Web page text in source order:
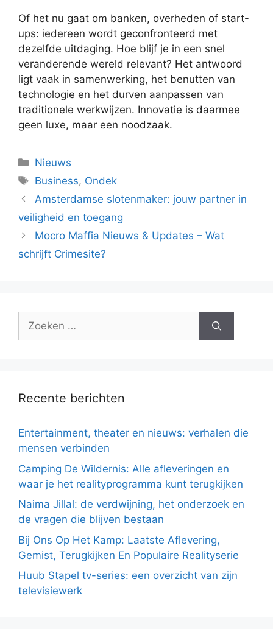
Of het nu gaat om banken, overheden of start-
ups: iedereen wordt geconfronteerd met
dezelfde uitdaging. Hoe blijf je in een snel
veranderende wereld relevant? Het antwoord
ligt vaak in samenwerking, het benutten van
technologie en het durven aanpassen van
traditionele werkwijzen. Innovatie is daarmee
geen luxe, maar een noodzaak.
Categorieën
Nieuws
Tags
Business, Ondek
Amsterdamse slotenmaker: jouw partner in
veiligheid en toegang
Mocro Maffia Nieuws & Updates – Wat
schrijft Crimesite?
Zoek
Recente berichten
Entertainment, theater en nieuws: verhalen die
mensen verbinden
Camping De Wildernis: Alle afleveringen en
waar je het realityprogramma kunt terugkijken
Naima Jillal: de verdwijning, het onderzoek en
de vragen die blijven bestaan
Bij Ons Op Het Kamp: Laatste Aflevering,
Gemist, Terugkijken En Populaire Realityserie
Huub Stapel tv-series: een overzicht van zijn
televisiewerk